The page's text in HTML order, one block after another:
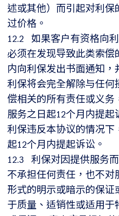
述或其他）而引起对利保
过价格。
12.2 如果客户有资格向
必须在发现导致此类索偿
内向利保发出书面通知，
利保将会完全解除与任何
偿相关的所有责任或义务
服务之日起12个月内提起
利保违反本协议的情况下
起12个月内提起诉讼。
12.3 利保对因提供服务
不承担任何责任，也不对
形式的明示或暗示的保证
于质量、适销性或适用于